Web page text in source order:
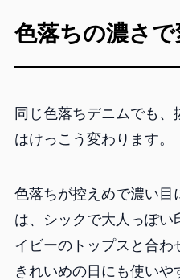
色落ちの濃さ
同じ色落ちデニムでも
はけっこう変わります。
色落ちが控えめで濃い目
は、シックで大人っぽい
イビーのトップスと合わ
きれいめの日にも使い